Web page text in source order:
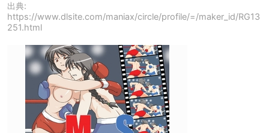
出典:
https://www.dlsite.com/maniax/circle/profile/=/maker_id/RG13
251.html